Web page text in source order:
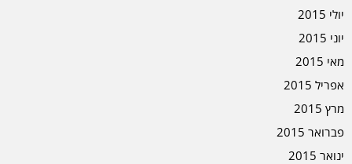
יולי 2015
יוני 2015
מאי 2015
אפריל 2015
מרץ 2015
פברואר 2015
ינואר 2015